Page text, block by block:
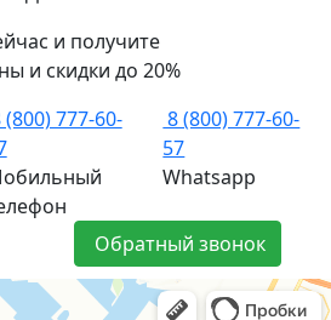
и получите
и скидки до 20%
(800) 777-60-
8 (800) 777-60-
57
Whatsapp
Обратный звонок